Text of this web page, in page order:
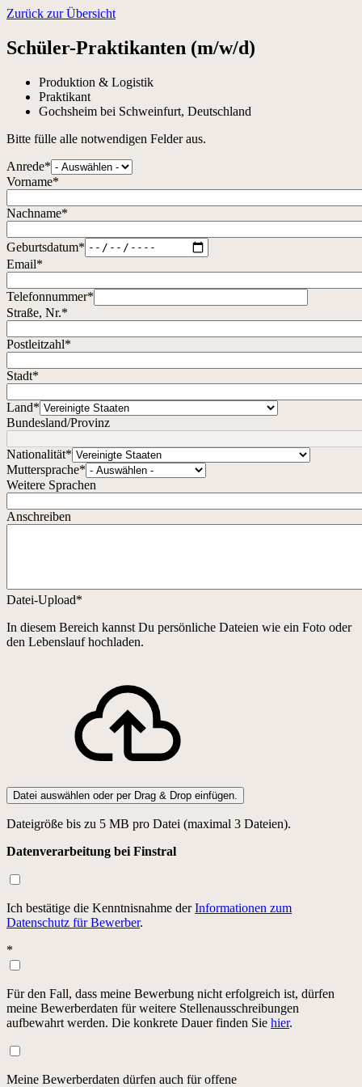
Zurück zur Übersicht
Schüler-Praktikanten (m/w/d)
Produktion & Logistik
Praktikant
Gochsheim bei Schweinfurt, Deutschland
Bitte fülle alle notwendigen Felder aus.
Anrede*
Vorname*
Nachname*
Geburtsdatum*
Email*
Telefonnummer*
Straße, Nr.*
Postleitzahl*
Stadt*
Land*
Bundesland/Provinz
Nationalität*
Muttersprache*
Weitere Sprachen
Anschreiben
Datei-Upload*
In diesem Bereich kannst Du persönliche Dateien wie ein Foto oder
den Lebenslauf hochladen.
Datei auswählen oder per Drag & Drop einfügen.
Dateigröße bis zu 5 MB pro Datei (maximal 3 Dateien).
Datenverarbeitung bei Finstral
Ich bestätige die Kenntnisnahme derInformationen zum
Datenschutz für Bewerber.
*
Für den Fall, dass meine Bewerbung nicht erfolgreich ist, dürfen
meine Bewerberdaten für weitere Stellenausschreibungen
aufbewahrt werden. Die konkrete Dauer finden Sie hier.
Meine Bewerberdaten dürfen auch für offene